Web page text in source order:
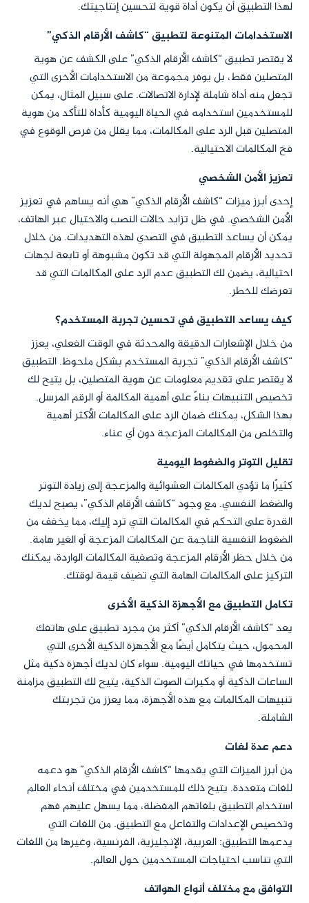
لهذا التطبيق أن يكون أداة قوية لتحسين إنتاجيتك.
الاستخدامات المتنوعة لتطبيق “كاشف الأرقام الذكي”
لا يقتصر تطبيق “كاشف الأرقام الذكي” على الكشف عن هوية
المتصلين فقط، بل يوفر مجموعة من الاستخدامات الأخرى التي
تجعل منه أداة شاملة لإدارة الاتصالات. على سبيل المثال، يمكن
للمستخدمين استخدامه في الحياة اليومية كأداة للتأكد من هوية
المتصلين قبل الرد على المكالمات، مما يقلل من فرص الوقوع في
فخ المكالمات الاحتيالية.
تعزيز الأمن الشخصي
إحدى أبرز ميزات “كاشف الأرقام الذكي” هي أنه يساهم في تعزيز
الأمن الشخصي. في ظل تزايد حالات النصب والاحتيال عبر الهاتف،
يمكن أن يساعد التطبيق في التصدي لهذه التهديدات. من خلال
تحديد الأرقام المجهولة التي قد تكون مشبوهة أو تابعة لجهات
احتيالية، يضمن لك التطبيق عدم الرد على المكالمات التي قد
تعرضك للخطر.
كيف يساعد التطبيق في تحسين تجربة المستخدم؟
من خلال الإشعارات الدقيقة والمحدثة في الوقت الفعلي، يعزز
“كاشف الأرقام الذكي” تجربة المستخدم بشكل ملحوظ. التطبيق
لا يقتصر على تقديم معلومات عن هوية المتصلين، بل يتيح لك
تخصيص التنبيهات بناءً على أهمية المكالمة أو الرقم المرسل.
بهذا الشكل، يمكنك ضمان الرد على المكالمات الأكثر أهمية
والتخلص من المكالمات المزعجة دون أي عناء.
تقليل التوتر والضغوط اليومية
كثيرًا ما تؤدي المكالمات العشوائية والمزعجة إلى زيادة التوتر
والضغط النفسي. مع وجود “كاشف الأرقام الذكي”، يصبح لديك
القدرة على التحكم في المكالمات التي ترد إليك، مما يخفف من
الضغوط النفسية الناجمة عن المكالمات المزعجة أو الغير هامة.
من خلال حظر الأرقام المزعجة وتصفية المكالمات الواردة، يمكنك
التركيز على المكالمات الهامة التي تضيف قيمة لوقتك.
تكامل التطبيق مع الأجهزة الذكية الأخرى
يعد “كاشف الأرقام الذكي” أكثر من مجرد تطبيق على هاتفك
المحمول، حيث يتكامل أيضًا مع الأجهزة الذكية الأخرى التي
تستخدمها في حياتك اليومية. سواء كان لديك أجهزة ذكية مثل
الساعات الذكية أو مكبرات الصوت الذكية، يتيح لك التطبيق مزامنة
تنبيهات المكالمات مع هذه الأجهزة، مما يعزز من تجربتك
الشاملة.
دعم عدة لغات
من أبرز الميزات التي يقدمها “كاشف الأرقام الذكي” هو دعمه
للغات متعددة. يتيح ذلك للمستخدمين في مختلف أنحاء العالم
استخدام التطبيق بلغاتهم المفضلة، مما يسهل عليهم فهم
وتخصيص الإعدادات والتفاعل مع التطبيق. من اللغات التي
يدعمها التطبيق: العربية، الإنجليزية، الفرنسية، وغيرها من اللغات
التي تناسب احتياجات المستخدمين حول العالم.
التوافق مع مختلف أنواع الهواتف